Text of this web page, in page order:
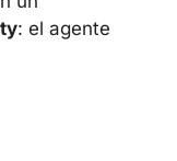
: el agente